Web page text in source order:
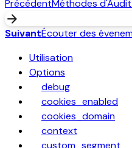
PrécédentMéthodes
arrow_forward
SuivantÉcouter des
Utilisation
Options
debug
cookies_enabled
cookies_domain
context